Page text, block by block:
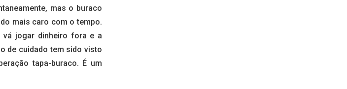
mas o buraco
mais caro com o tempo.
vá jogar dinheiro fora e a
de cuidado tem sido visto
tapa-buraco. É um